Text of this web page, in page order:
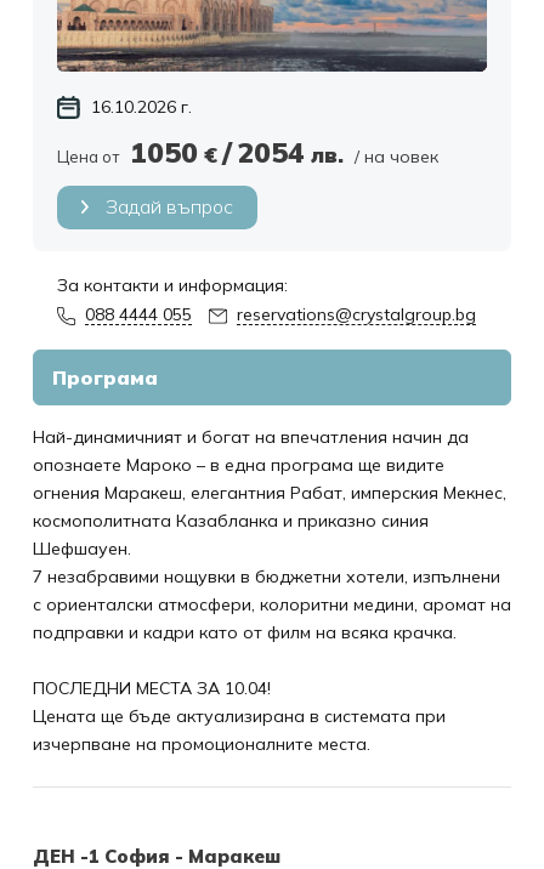
16.10.2026 г.
Цена от 1050 €/2054 лв. / на човек
Задай въпрос
За контакти и информация:
088 4444 055
reservations@crystalgroup.bg
Програма
Най-динамичният и богат на впечатления начин да
опознаете Мароко – в една програма ще видите
огнения Маракеш, елегантния Рабат, имперския Мекнес,
космополитната Казабланка и приказно синия
Шефшауен.
7 незабравими нощувки в бюджетни хотели, изпълнени
с ориенталски атмосфери, колоритни медини, аромат на
подправки и кадри като от филм на всяка крачка.
ПОСЛЕДНИ МЕСТА ЗА 10.04!
Цената ще бъде актуализирана в системата при
изчерпване на промоционалните места.
ДЕН -1 София - Маракеш